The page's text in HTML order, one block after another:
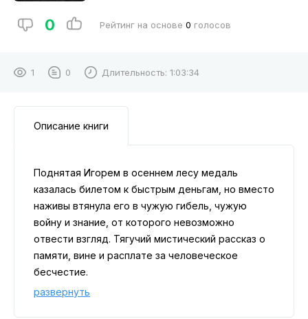
0 Рейтинг на основе 0 голосов
1 0 Длительность: 1:03:34
Описание книги
Поднятая Игорем в осеннем лесу медаль
казалась билетом к быстрым деньгам, но вместо
наживы втянула его в чужую гибель, чужую
войну и знание, от которого невозможно
отвести взгляд. Тягучий мистический рассказ о
памяти, вине и расплате за человеческое
бесчестие.
развернуть